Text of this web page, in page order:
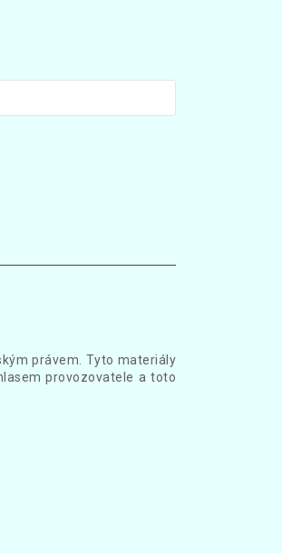
právem. Tyto materiály
provozovatele a toto